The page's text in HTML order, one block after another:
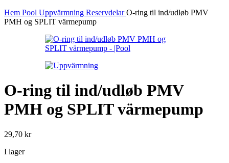
Hem Pool Uppvärmning ReservdelarO-ring til ind/udløb PMV
PMH og SPLIT värmepump
O-ring til ind/udløb PMV
PMH og SPLIT värmepump
29,70 kr
I lager